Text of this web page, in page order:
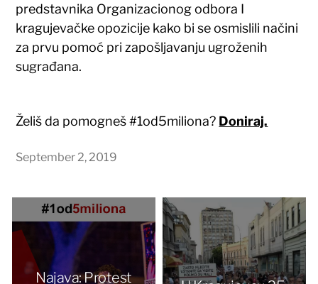
predstavnika Organizacionog odbora I
kragujevačke opozicije kako bi se osmislili načini
za prvu pomoć pri zapošljavanju ugroženih
sugrađana.
Želiš da pomogneš #1od5miliona? Doniraj.
September 2, 2019
Najava: Protest